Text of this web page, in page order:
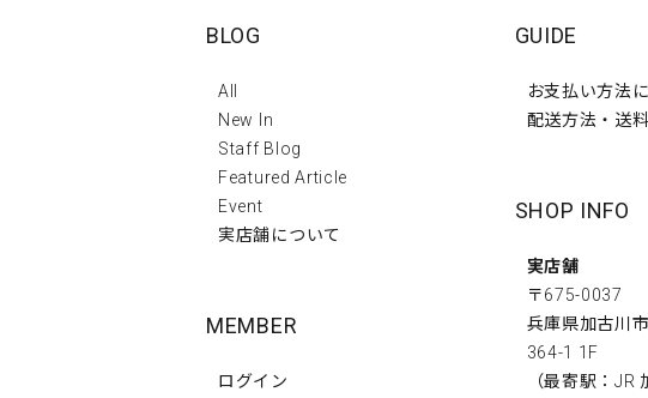
BLOG
All
New In
Staff Blog
Featured Article
Event
実店舗について
MEMBER
ログイン
GUIDE
お支払い方法
配送方法・送
SHOP INFO
実店舗
〒675-0037
兵庫県加古川
364-1 1F
（最寄駅：JR